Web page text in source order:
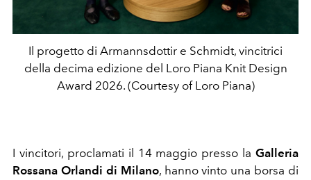
Il progetto di Armannsdottir e Schmidt, vincitrici
della decima edizione del Loro Piana Knit Design
Award 2026. (Courtesy of Loro Piana)
I vincitori, proclamati il 14 maggio presso la Galleria
Rossana Orlandi di Milano, hanno vinto una borsa di